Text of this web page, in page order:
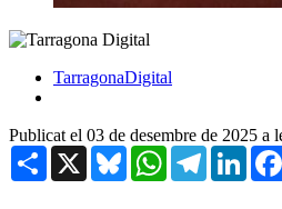
TarragonaDigital
Publicat el 03 de desembre de 2025 a
Share X BlueskyWhatsAppTelegram